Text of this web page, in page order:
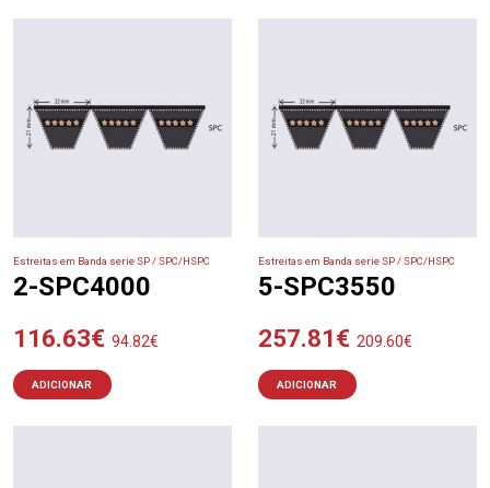
Estreitas em Banda serie SP / SPC/HSPC
2-SPC4000
116.63€ 94.82€
ADICIONAR
Estreitas em Banda serie SP / SPC/HSPC
5-SPC3550
257.81€ 209.60€
ADICIONAR